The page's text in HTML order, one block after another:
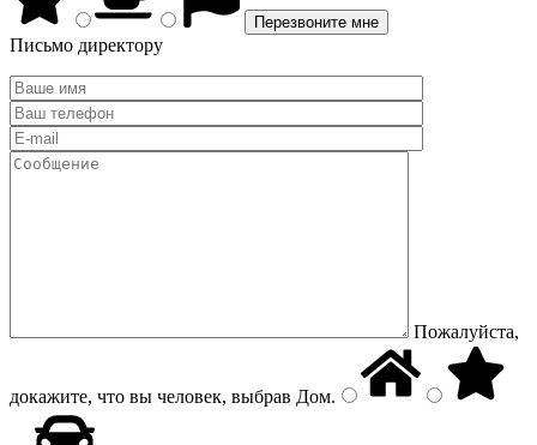
Письмо директору
Пожалуйста,
докажите, что вы человек, выбрав Дом.